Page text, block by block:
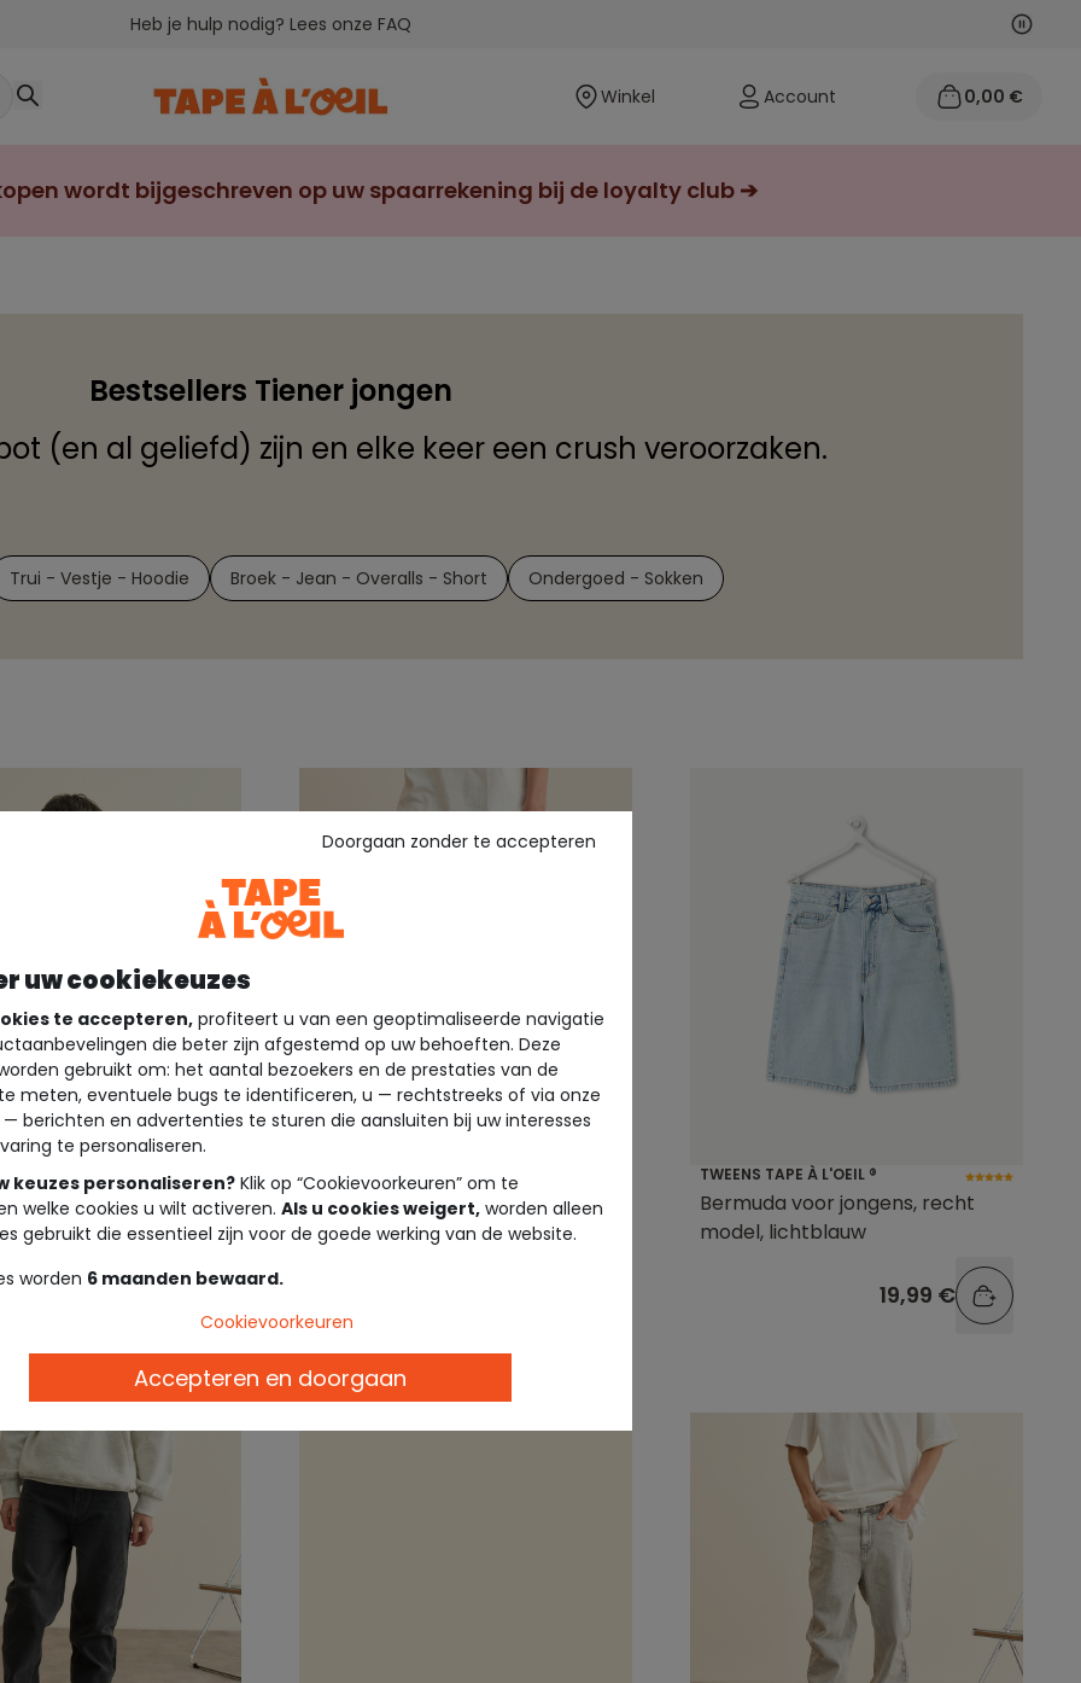
Heb je hulp nodig? Lees onze FAQ Vorige
Winkel Account 0,00 €
wordt bijgeschreven op uw spaarrekening bij de loyalty club ➔
Bestsellers Tiener jongen
(en al geliefd) zijn en elke keer een crush veroorzaken.
Trui - Vestje - Hoodie Broek - Jean - Overalls - Short Ondergoed - Sokken
À L'OEIL ®
t-shirt met oversized
TWEENS TAPE À L'OEIL ®
Grijze rechte bermuda voor
jongens
TWEENS TAPE À L'OEIL ®
Bermuda voor jongens, recht
model, lichtblauw
19,99 €
uw cookiekeuzes
te accepteren, profiteert u van een geoptimaliseerde navigatie
die beter zijn afgestemd op uw behoeften. Deze
gebruikt om: het aantal bezoekers en de prestaties van de
meten, eventuele bugs te identificeren, u — rechtstreeks of via onze
berichten en advertenties te sturen die aansluiten bij uw interesses
te personaliseren.
keuzes personaliseren? Klik op “Cookievoorkeuren” om te
welke cookies u wilt activeren. Als u cookies weigert, worden alleen
gebruikt die essentieel zijn voor de goede werking van de website.
worden 6 maanden bewaard.
Doorgaan zonder te accepteren
Cookievoorkeuren
Accepteren en doorgaan